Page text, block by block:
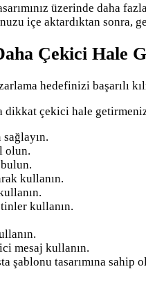
üzerinde daha
içe aktardıktan sonra,
Çekici Hale
hedefinizi başarılı
dikkat çekici hale
olun.
kullanın.
kullanın.
mesaj kullanın.
şablonu tasarımına sahip